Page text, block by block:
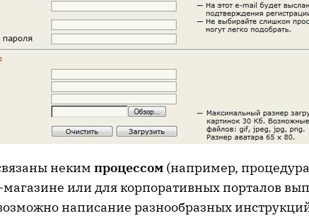
неким процессом (например,
магазине или для корпоративных порталов
написание разнообразных